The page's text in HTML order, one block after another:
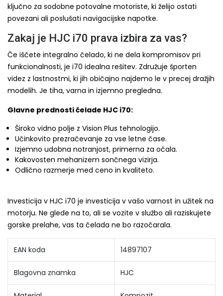
ključno za sodobne potovalne motoriste, ki želijo ostati
povezani ali poslušati navigacijske napotke.
Zakaj je HJC i70 prava izbira za vas?
Če iščete integralno čelado, ki ne dela kompromisov pri
funkcionalnosti, je i70 idealna rešitev. Združuje športen
videz z lastnostmi, ki jih običajno najdemo le v precej dražjih
modelih. Je tiha, varna in izjemno pregledna.
Glavne prednosti čelade HJC i70:
Široko vidno polje z Vision Plus tehnologijo.
Učinkovito prezračevanje za vse letne čase.
Izjemno udobna notranjost, primerna za očala.
Kakovosten mehanizem sončnega vizirja.
Odlično razmerje med ceno in kvaliteto.
Investicija v HJC i70 je investicija v vašo varnost in užitek na
motorju. Ne glede na to, ali se vozite v službo ali raziskujete
gorske prelahe, vas ta čelada ne bo razočarala.
EAN koda 14897107
Blagovna znamka HJC